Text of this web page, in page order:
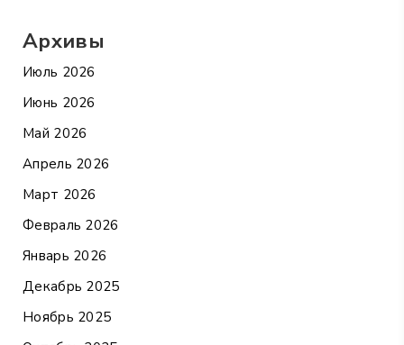
Архивы
Июль 2026
Июнь 2026
Май 2026
Апрель 2026
Март 2026
Февраль 2026
Январь 2026
Декабрь 2025
Ноябрь 2025